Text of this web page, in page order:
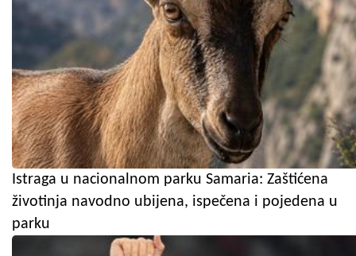
Istraga u nacionalnom parku Samaria: Zaštićena
životinja navodno ubijena, ispečena i pojedena u
parku